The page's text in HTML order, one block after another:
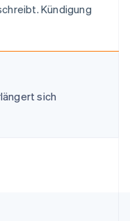
Kündigung
sich